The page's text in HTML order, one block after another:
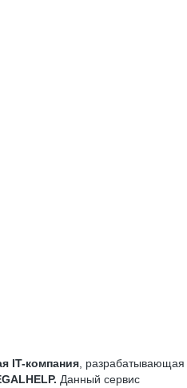
IT-компания , разрабатывающая
Данный сервис